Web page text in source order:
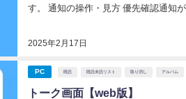
2025年2月17日
す。 通知の操作・見方 優先確認通知
PC 既読 既読未読リスト 取り消し アルバム
トーク画面【web版】